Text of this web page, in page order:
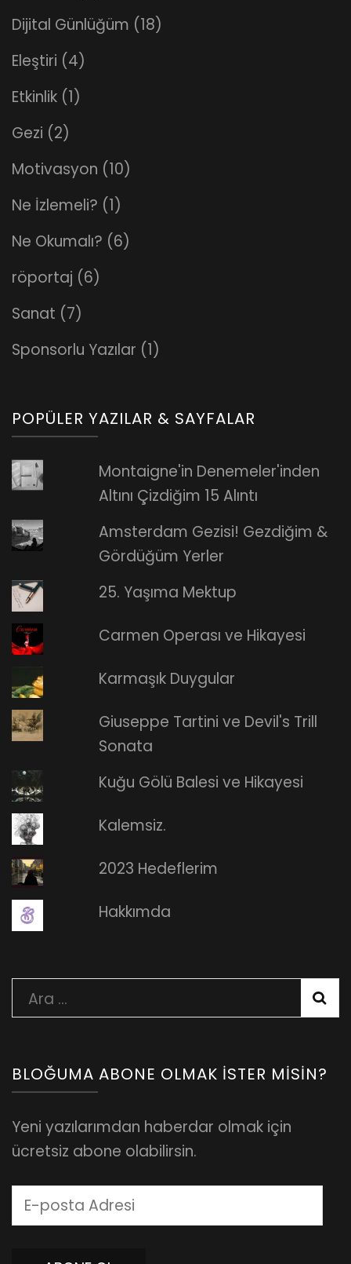
Dijital Günlüğüm (18)
Eleştiri (4)
Etkinlik (1)
Gezi (2)
Motivasyon (10)
Ne İzlemeli? (1)
Ne Okumalı? (6)
röportaj (6)
Sanat (7)
Sponsorlu Yazılar (1)
POPÜLER YAZILAR & SAYFALAR
Montaigne'in Denemeler'inden
Altını Çizdiğim 15 Alıntı
Amsterdam Gezisi! Gezdiğim &
Gördüğüm Yerler
25. Yaşıma Mektup
Carmen Operası ve Hikayesi
Karmaşık Duygular
Giuseppe Tartini ve Devil's Trill
Sonata
Kuğu Gölü Balesi ve Hikayesi
Kalemsiz.
2023 Hedeflerim
Hakkımda
Arama:
BLOĞUMA ABONE OLMAK İSTER MISIN?
Yeni yazılarımdan haberdar olmak için
ücretsiz abone olabilirsin.
E-
posta